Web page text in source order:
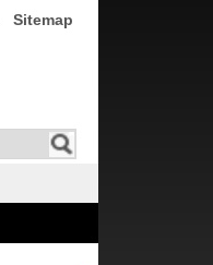
Sitemap